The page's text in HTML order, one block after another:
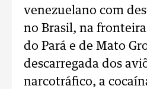
venezuelano com
no Brasil, na
do Pará e de Mato
descarregada dos
narcotráfico, a